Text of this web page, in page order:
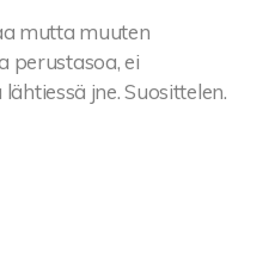
/ Jättirapua 5
/ Scampi
3,50
ja salsa verdeä 19
mutta muuten
perustasoa, ei
jne. Suosittelen.